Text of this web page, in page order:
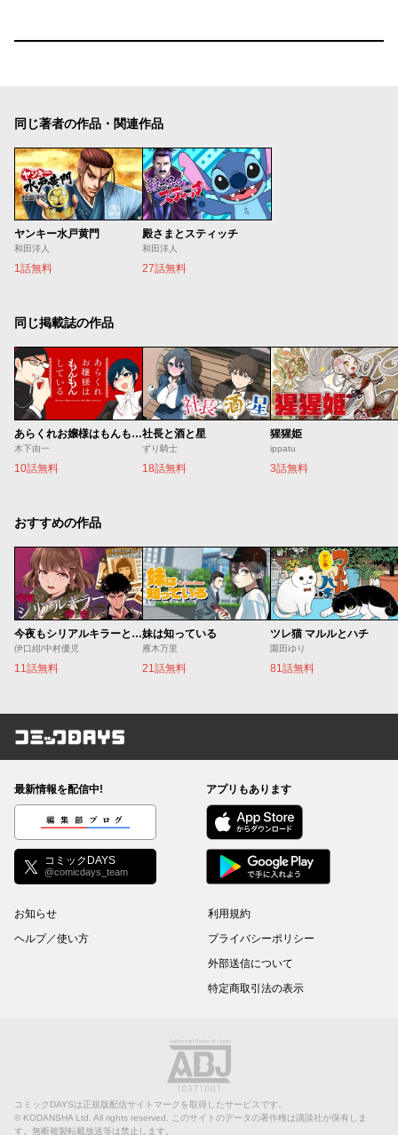
同じ著者の作品・関連作品
ヤンキー水戸黄門
和田洋人
1話無料
殿さまとスティッチ
和田洋人
27話無料
同じ掲載誌の作品
あらくれお嬢様はもんもんしている
木下由一
10話無料
社長と酒と星
ずり騎士
18話無料
猩猩姫
ippatu
3話無料
おすすめの作品
今夜もシリアルキラーと待ち合わせ
伊口紺/中村優児
11話無料
妹は知っている
雁木万里
21話無料
ツレ猫 マルルとハチ
園田ゆり
81話無料
コミックDAYS
最新情報を配信中!
編集部ブログ
コミックDAYS
@comicdays_team
アプリもあります
お知らせ
ヘルプ／使い方
利用規約
プライバシーポリシー
外部送信について
特定商取引法の表示
コミックDAYSは正規版配信サイトマークを取得したサービスです。
© KODANSHA Ltd. All rights reserved. このサイトのデータの著作権は講談社が保有しま
す。無断複製転載放送等は禁止します。